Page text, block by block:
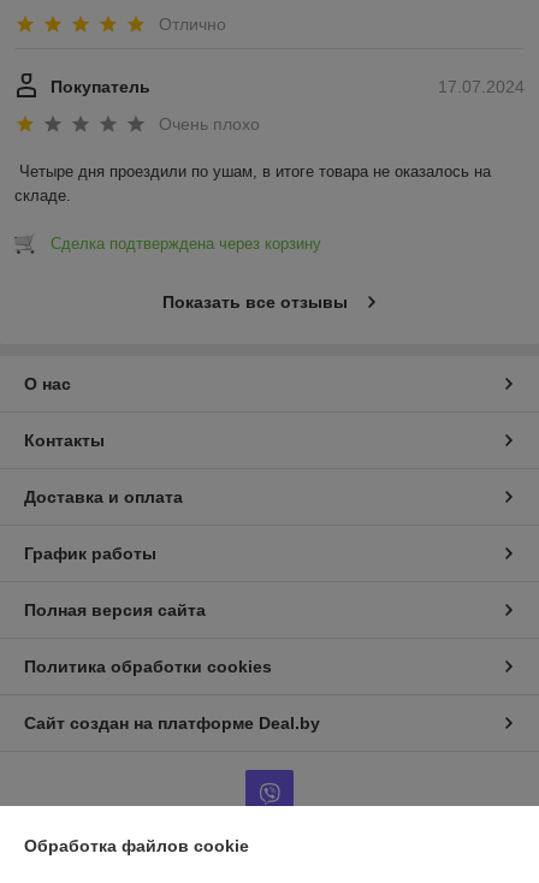
Отлично
17.07.2024
Покупатель
Очень плохо
Четыре дня проездили по ушам, в итоге товара не оказалось на
складе.
Сделка подтверждена через корзину
Показать все отзывы
О нас
Контакты
Доставка и оплата
График работы
Полная версия сайта
Политика обработки cookies
Сайт создан на платформе Deal.by
Обработка файлов cookie